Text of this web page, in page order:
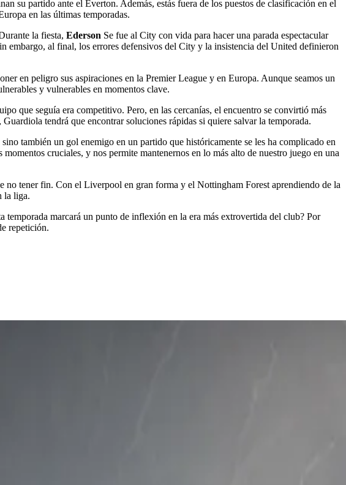
su partido ante el Everton. Además, estás fuera de los puestos de clasificación en el
en las últimas temporadas.
la fiesta, Ederson Se fue al City con vida para hacer una parada espectacular
embargo, al final, los errores defensivos del City y la insistencia del United definieron
en peligro sus aspiraciones en la Premier League y en Europa. Aunque seamos un
y vulnerables en momentos clave.
que seguía era competitivo. Pero, en las cercanías, el encuentro se convirtió más
tendrá que encontrar soluciones rápidas si quiere salvar la temporada.
también un gol enemigo en un partido que históricamente se les ha complicado en
cruciales, y nos permite mantenernos en lo más alto de nuestro juego en una
no tener fin. Con el Liverpool en gran forma y el Nottingham Forest aprendiendo de la
la liga.
temporada marcará un punto de inflexión en la era más extrovertida del club? Por
repetición.